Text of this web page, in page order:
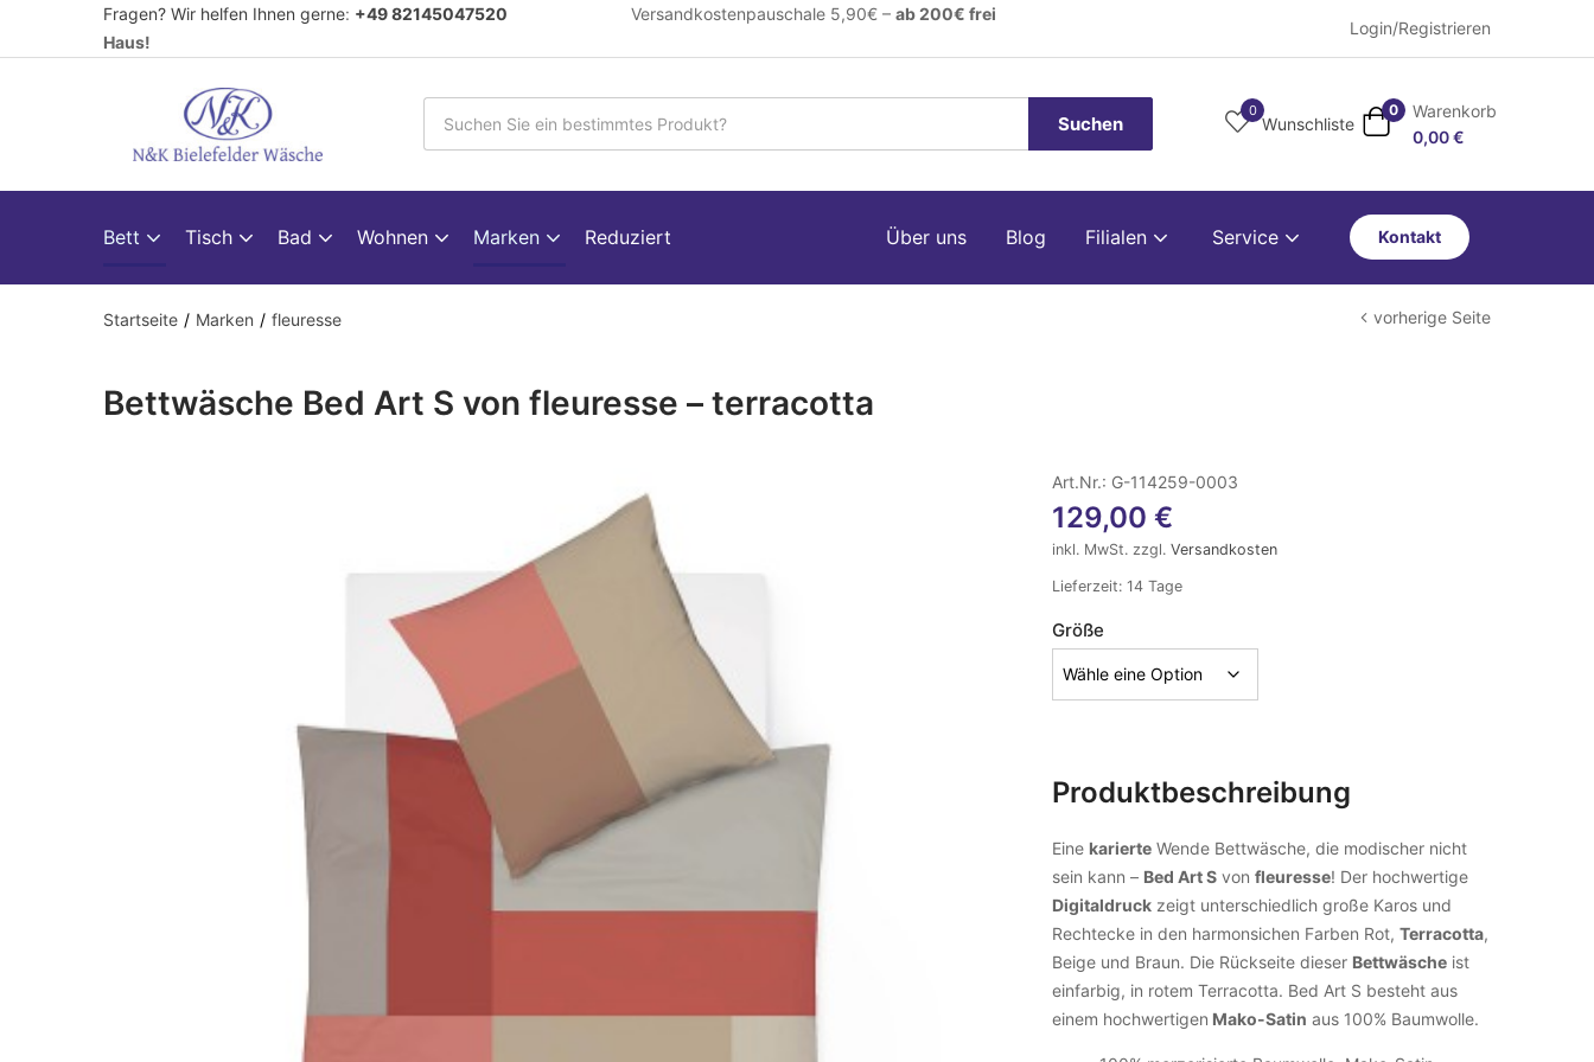
Fragen? Wir helfen Ihnen gerne: +49 82145047520 Versandkostenpauschale 5,90€ – ab 200€ frei
Haus!
Login/Registrieren
Suchen
0
Wunschliste
0
Warenkorb
0,00€
Bett Tisch Bad Wohnen Marken Reduziert Über uns Blog Filialen Service Kontakt
Startseite Marken fleuresse vorherige Seite
Bettwäsche Bed Art S von fleuresse – terracotta
Art.Nr.: G-114259-0003
129,00 €
inkl. MwSt. zzgl. Versandkosten
Lieferzeit: 14 Tage
Größe
Produktbeschreibung
Eine karierte Wende Bettwäsche, die modischer nicht
sein kann – Bed Art S von fleuresse! Der hochwertige
Digitaldruck zeigt unterschiedlich große Karos und
Rechtecke in den harmonsichen Farben Rot, Terracotta,
Beige und Braun. Die Rückseite dieser Bettwäsche ist
einfarbig, in rotem Terracotta. Bed Art S besteht aus
einem hochwertigen Mako-Satin aus 100% Baumwolle.